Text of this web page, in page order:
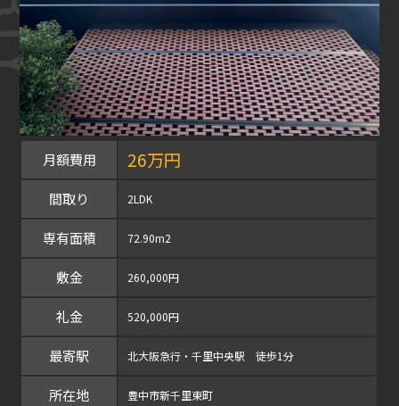
月額費用 26万円
間取り 2LDK
専有面積 72.90m2
敷金 260,000円
礼金 520,000円
最寄駅 北大阪急行・千里中央駅 徒歩1分
所在地 豊中市新千里東町